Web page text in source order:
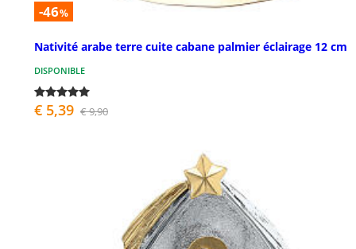
-46%
Nativité arabe terre cuite cabane palmier éclairage 12 cm
DISPONIBLE
€ 5,39 € 9,90